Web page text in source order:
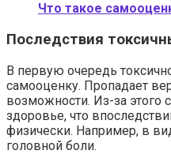
Что такое
Последствия
В первую очередь
самооценку. Пропадает
возможности. Из-за этого
здоровье, что
физически. Например, в
головной боли.